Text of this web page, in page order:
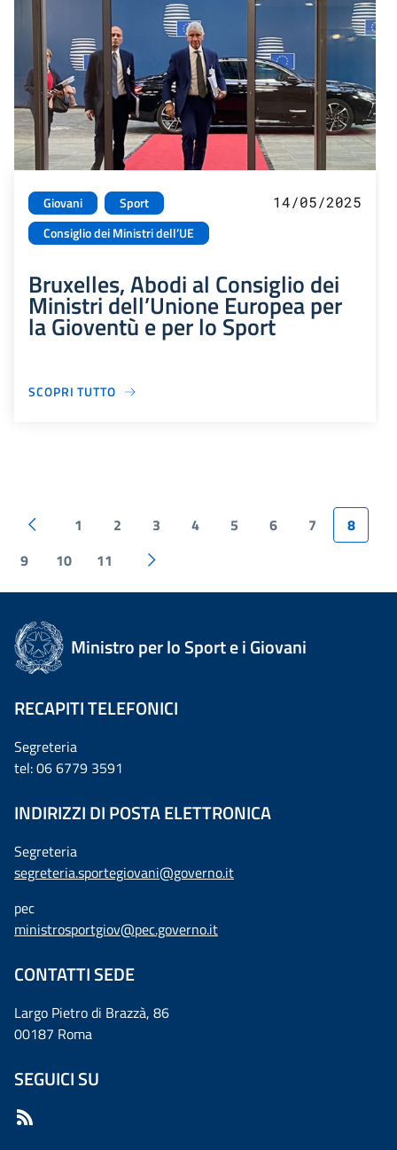
Giovani
Sport
Consiglio dei Ministri dell’UE
14/05/2025
Bruxelles, Abodi al Consiglio dei
Ministri dell’Unione Europea per
la Gioventù e per lo Sport
SCOPRI TUTTO
1 2 3 4 5 6 7
8
9
10 11
Ministro per lo Sport e i Giovani
RECAPITI TELEFONICI
Segreteria
tel: 06 6779 3591
INDIRIZZI DI POSTA ELETTRONICA
Segreteria
segreteria.sportegiovani@governo.it
pec
ministrosportgiov@pec.governo.it
CONTATTI SEDE
Largo Pietro di Brazzà, 86
00187 Roma
SEGUICI SU